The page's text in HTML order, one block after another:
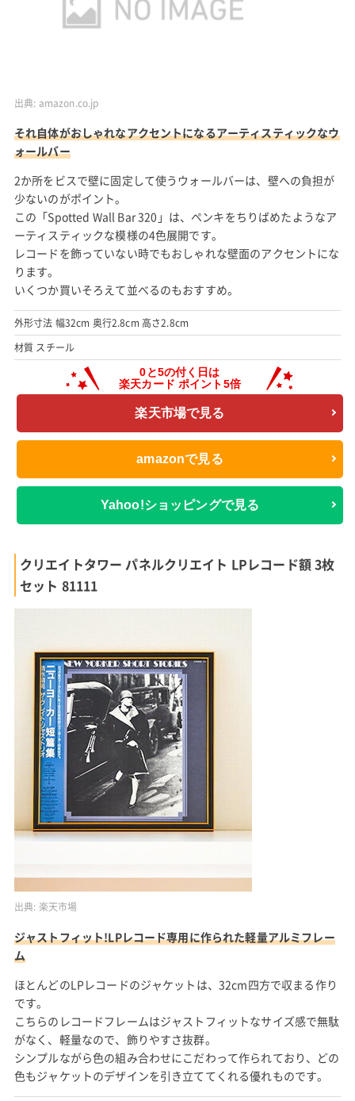
出典: amazon.co.jp
それ自体がおしゃれなアクセントになるアーティスティックなウ
ォールバー
2か所をビスで壁に固定して使うウォールバーは、壁への負担が
少ないのがポイント。
この「Spotted Wall Bar 320」は、ペンキをちりばめたようなア
ーティスティックな模様の4色展開です。
レコードを飾っていない時でもおしゃれな壁面のアクセントにな
ります。
いくつか買いそろえて並べるのもおすすめ。
外形寸法 幅32cm 奥行2.8cm 高さ2.8cm
材質 スチール
楽天市場で見る
amazonで見る
Yahoo!ショッピングで見る
クリエイトタワー パネルクリエイト LPレコード額 3枚
セット 81111
出典: 楽天市場
ジャストフィット!LPレコード専用に作られた軽量アルミフレー
ム
ほとんどのLPレコードのジャケットは、32cm四方で収まる作り
です。
こちらのレコードフレームはジャストフィットなサイズ感で無駄
がなく、軽量なので、飾りやすさ抜群。
シンプルながら色の組み合わせにこだわって作られており、どの
色もジャケットのデザインを引き立ててくれる優れものです。